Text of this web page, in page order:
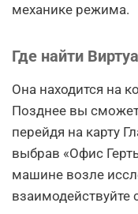
механике режима.
Где найти
Она находится на
Позднее вы
перейдя на карту
выбрав «Офис
машине возле
взаимодействуйте